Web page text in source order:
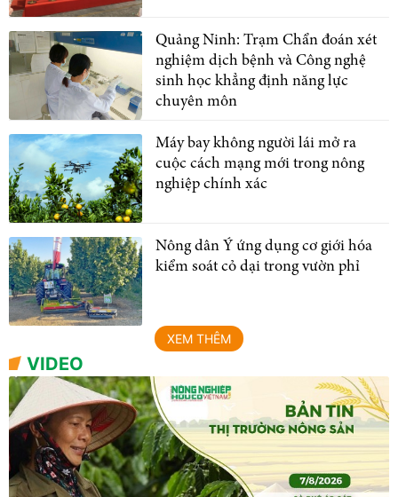
Quảng Ninh: Trạm Chẩn đoán xét
nghiệm dịch bệnh và Công nghệ
sinh học khẳng định năng lực
chuyên môn
Máy bay không người lái mở ra
cuộc cách mạng mới trong nông
nghiệp chính xác
Nông dân Ý ứng dụng cơ giới hóa
kiểm soát cỏ dại trong vườn phỉ
XEM THÊM
VIDEO